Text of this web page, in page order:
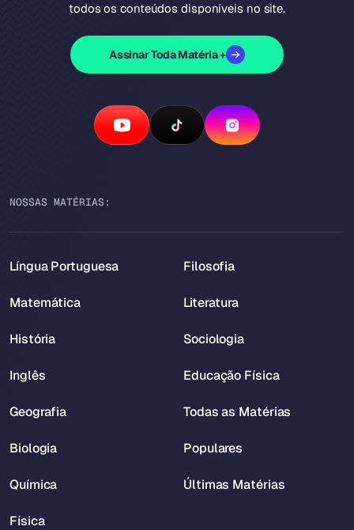
todos os conteúdos disponíveis no site.
Assinar Toda Matéria +
NOSSAS MATÉRIAS:
Língua Portuguesa
Matemática
História
Inglês
Geografia
Biologia
Química
Física
Filosofia
Literatura
Sociologia
Educação Física
Todas as Matérias
Populares
Últimas Matérias